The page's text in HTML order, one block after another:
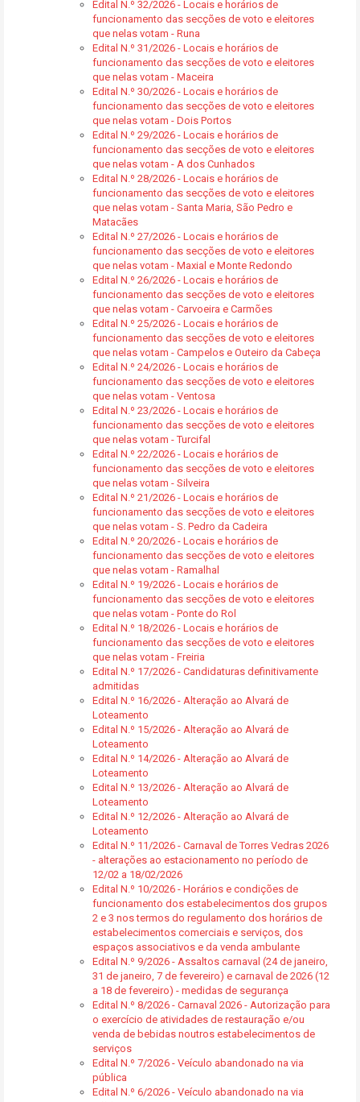
Edital N.º 32/2026 - Locais e horários de
funcionamento das secções de voto e eleitores
que nelas votam - Runa
Edital N.º 31/2026 - Locais e horários de
funcionamento das secções de voto e eleitores
que nelas votam - Maceira
Edital N.º 30/2026 - Locais e horários de
funcionamento das secções de voto e eleitores
que nelas votam - Dois Portos
Edital N.º 29/2026 - Locais e horários de
funcionamento das secções de voto e eleitores
que nelas votam - A dos Cunhados
Edital N.º 28/2026 - Locais e horários de
funcionamento das secções de voto e eleitores
que nelas votam - Santa Maria, São Pedro e
Matacães
Edital N.º 27/2026 - Locais e horários de
funcionamento das secções de voto e eleitores
que nelas votam - Maxial e Monte Redondo
Edital N.º 26/2026 - Locais e horários de
funcionamento das secções de voto e eleitores
que nelas votam - Carvoeira e Carmões
Edital N.º 25/2026 - Locais e horários de
funcionamento das secções de voto e eleitores
que nelas votam - Campelos e Outeiro da Cabeça
Edital N.º 24/2026 - Locais e horários de
funcionamento das secções de voto e eleitores
que nelas votam - Ventosa
Edital N.º 23/2026 - Locais e horários de
funcionamento das secções de voto e eleitores
que nelas votam - Turcifal
Edital N.º 22/2026 - Locais e horários de
funcionamento das secções de voto e eleitores
que nelas votam - Silveira
Edital N.º 21/2026 - Locais e horários de
funcionamento das secções de voto e eleitores
que nelas votam - S. Pedro da Cadeira
Edital N.º 20/2026 - Locais e horários de
funcionamento das secções de voto e eleitores
que nelas votam - Ramalhal
Edital N.º 19/2026 - Locais e horários de
funcionamento das secções de voto e eleitores
que nelas votam - Ponte do Rol
Edital N.º 18/2026 - Locais e horários de
funcionamento das secções de voto e eleitores
que nelas votam - Freiria
Edital N.º 17/2026 - Candidaturas definitivamente
admitidas
Edital N.º 16/2026 - Alteração ao Alvará de
Loteamento
Edital N.º 15/2026 - Alteração ao Alvará de
Loteamento
Edital N.º 14/2026 - Alteração ao Alvará de
Loteamento
Edital N.º 13/2026 - Alteração ao Alvará de
Loteamento
Edital N.º 12/2026 - Alteração ao Alvará de
Loteamento
Edital N.º 11/2026 - Carnaval de Torres Vedras 2026
- alterações ao estacionamento no período de
12/02 a 18/02/2026
Edital N.º 10/2026 - Horários e condições de
funcionamento dos estabelecimentos dos grupos
2 e 3 nos termos do regulamento dos horários de
estabelecimentos comerciais e serviços, dos
espaços associativos e da venda ambulante
Edital N.º 9/2026 - Assaltos carnaval (24 de janeiro,
31 de janeiro, 7 de fevereiro) e carnaval de 2026 (12
a 18 de fevereiro) - medidas de segurança
Edital N.º 8/2026 - Carnaval 2026 - Autorização para
o exercício de atividades de restauração e/ou
venda de bebidas noutros estabelecimentos de
serviços
Edital N.º 7/2026 - Veículo abandonado na via
pública
Edital N.º 6/2026 - Veículo abandonado na via